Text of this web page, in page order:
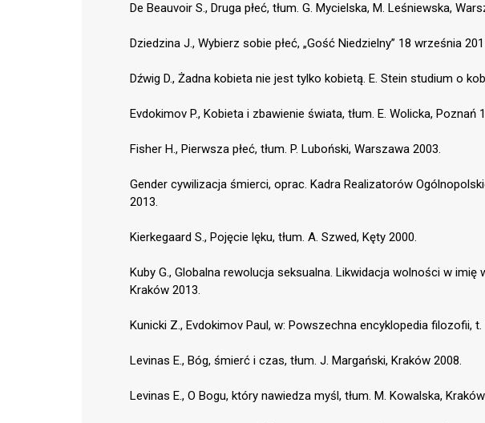
De Beauvoir S., Druga płeć, tłum. G. Mycielska, M. Leśniewska,
Dziedzina J., Wybierz sobie płeć, „Gość Niedzielny” 18 września
Dźwig D., Żadna kobieta nie jest tylko kobietą. E. Stein studium o
Evdokimov P., Kobieta i zbawienie świata, tłum. E. Wolicka, Poznań
Fisher H., Pierwsza płeć, tłum. P. Luboński, Warszawa 2003.
Gender cywilizacja śmierci, oprac. Kadra Realizatorów
2013.
Kierkegaard S., Pojęcie lęku, tłum. A. Szwed, Kęty 2000.
Kuby G., Globalna rewolucja seksualna. Likwidacja wolności w imię
Kraków 2013.
Kunicki Z., Evdokimov Paul, w: Powszechna encyklopedia filozofii,
Levinas E., Bóg, śmierć i czas, tłum. J. Margański, Kraków 2008.
Levinas E., O Bogu, który nawiedza myśl, tłum. M. Kowalska,